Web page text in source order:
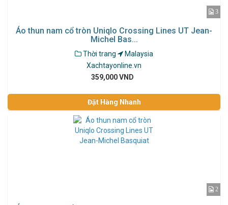
3
Áo thun nam cổ tròn Uniqlo Crossing Lines UT Jean-
Michel Bas...
Thời trang
Malaysia
Xachtayonline.vn
359,000 VND
Đặt Hàng Nhanh
2